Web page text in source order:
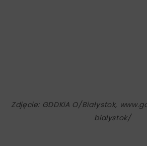
Zdjęcie: GDDKiA O/Białystok,
bialystok/